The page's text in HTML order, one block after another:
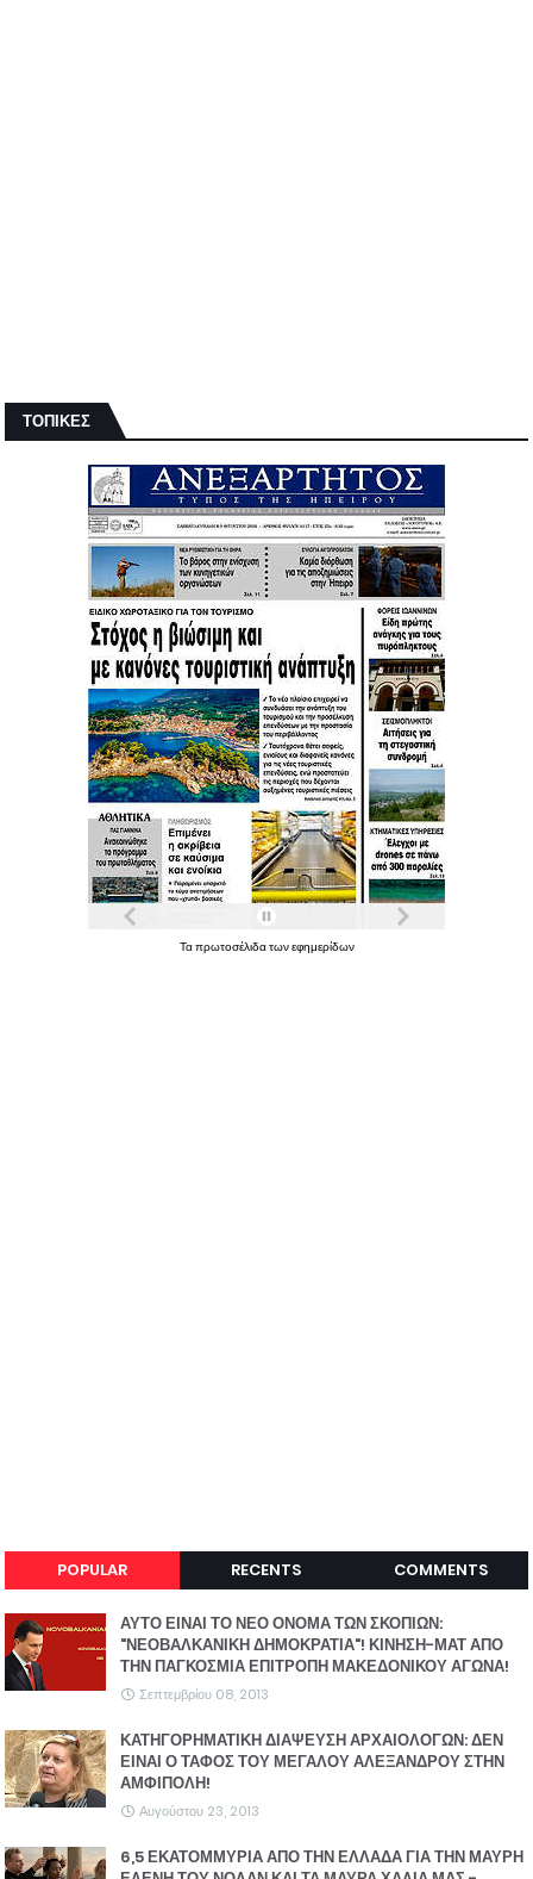
ΤΟΠΙΚΕΣ
Ταπρωτοσέλιδατωνεφημερίδων
POPULAR RECENTS COMMENTS
ΑΥΤΟ ΕΙΝΑΙ ΤΟ ΝΕΟ ΟΝΟΜΑ ΤΩΝ ΣΚΟΠΙΩΝ:
"ΝΕΟΒΑΛΚΑΝΙΚΗ ΔΗΜΟΚΡΑΤΙΑ"! ΚΙΝΗΣΗ-ΜΑΤ ΑΠΟ
ΤΗΝ ΠΑΓΚΟΣΜΙΑ ΕΠΙΤΡΟΠΗ ΜΑΚΕΔΟΝΙΚΟΥ ΑΓΩΝΑ!
Σεπτεμβρίου 08, 2013
ΚΑΤΗΓΟΡΗΜΑΤΙΚΗ ΔΙΑΨΕΥΣΗ ΑΡΧΑΙΟΛΟΓΩΝ: ΔΕΝ
ΕΙΝΑΙ Ο ΤΑΦΟΣ ΤΟΥ ΜΕΓΑΛΟΥ ΑΛΕΞΑΝΔΡΟΥ ΣΤΗΝ
ΑΜΦΙΠΟΛΗ!
Αυγούστου 23, 2013
6,5 ΕΚΑΤΟΜΜΥΡΙΑ ΑΠΟ ΤΗΝ ΕΛΛΑΔΑ ΓΙΑ ΤΗΝ ΜΑΥΡΗ